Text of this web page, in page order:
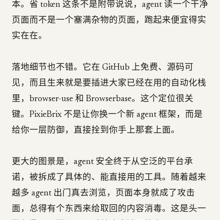
本。省 token 这条不是附带说说，agent 读一个干净
页面而不是一个塞满杂物的页面，跑起来便宜得实
实在在。
落地细节也不错。它在 GitHub 上免费、源码可
见，而且生来就是要插进大家已经在用的自动化栈
里，browser-use 和 Browserbase。这个定位很关
键。PixieBrix 不是让你换一个新 agent 框架，而是
给你一层防御，直接拴到你手上那套上面。
更大的图景是，agent 安全终于从空泛的平台承
诺，被拆成了具体的、能直接用的工具。随着越来
越多 agent 出门真去浏览，页面本身就成了攻击
面，总得有个东西来给取回的内容消毒。这是头一